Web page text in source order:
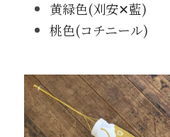
黄緑色(刈安✕藍)
桃色(コチニール)